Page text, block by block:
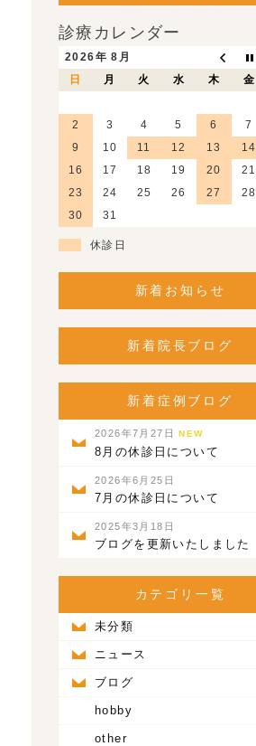
診療カレンダー
2026年 8月
日
月 火 水 木 金
2
3 4 5 6 7
9
10 11 12 13 14
16
17 18 19 20 21
23
24 25 26 27 28
30
31
休診日
新着お知らせ
新着院長ブログ
新着症例ブログ
2026年7月27日NEW
8月の休診日について
2026年6月25日
7月の休診日について
2025年3月18日
ブログを更新いたしました
カテゴリ一覧
未分類
ニュース
ブログ
hobby
other